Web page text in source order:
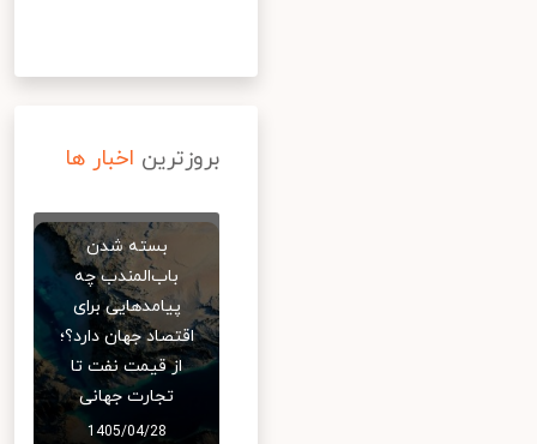
بروزترین اخبار ها
بسته شدن
باب‌المندب چه
پیامدهایی برای
اقتصاد جهان دارد؟؛
از قیمت نفت تا
تجارت جهانی
1405/04/28